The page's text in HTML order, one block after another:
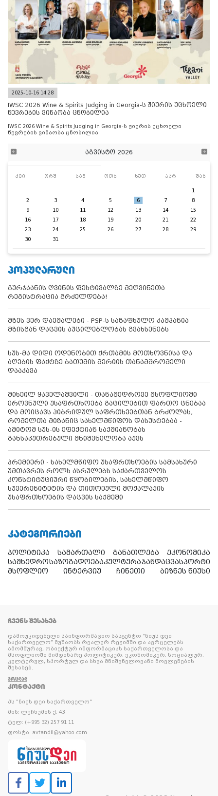
2025-10-16 14:28
IWSC 2026 Wine & Spirits Judging in Georgia-ს ჟიურის უცხოელი
წევრების ვინაობა ცნობილია
IWSC 2026 Wine & Spirits Judging in Georgia-ს ჟიურის უცხოელი
წევრების ვინაობა ცნობილია
აგვისტო 2026
კვი ორშ სამ ოთხ ხუთ პარ შაბ
1
2
3 4 5 6 7
8
9
10 11 12 13 14
15
16
17 18 19 20 21
22
23
24 25 26 27 28
29
30
31
ᲞᲝᲞᲣᲚᲐᲠᲣᲚᲘ
გურჯაანის ღვინის ფესტივალზე მეღვინეთა
რეგისტრაცია გრძელდება!
მზეს ვერ დაემალები - PSP-ს საზაფხულო კამპანია
მზისგან დაცვის აუცილებლობას გვახსენებს
სუს-მა დიდი ოდენობით ქრთამის მოთხოვნისა და
აღების ფაქტზე ბათუმის მერიის თანამშრომელი
დააკავა
მიხეილ ყაველაშვილი - თანამედროვე მსოფლიოში
ეროვნული უსაფრთხოება გაცილებით ფართო ცნებაა
და მოიცავს ჰიბრიდულ საფრთხეებთან ბრძოლას,
რომელთა მიზანიც სახელმწიფოს დასუსტებაა -
ამიტომ სუს-ის ეფექტიან საქმიანობას
განსაკუთრებული მნიშვნელობა აქვს
პრემიერი - სახელმწიფო უსაფრთხოების სამსახური
უმთავრეს როლს ასრულებს საქართველოს
კონსტიტუციური წყობილების, სახელმწიფო
სუვერენიტეტის და თითოეული მოქალაქის
უსაფრთხოების დაცვის საქმეში
ᲙᲐᲢᲔᲒᲝᲠᲘᲔᲑᲘ
პოლიტიკა სამართალი განათლება
ეკონომიკა
სამხედროსაზოგადოებაკულტურაჯანდაცვასპორტი
მსოფლიო
ინტერვიუ ჩინეთი ბიზნეს ნიუსი
ᲩᲕᲔᲜᲡ ᲨᲔᲡᲐᲮᲔᲑ
დამოუკიდებელი საინფორმაციო სააგენტო “ნიუს დეი
საქართველო” მუშაობს რეალურ რეჟიმში და ავრცელებს
ამომწურავ, ობიექტურ ინფორმაციას საქართველოსა და
მსოფლიოში მიმდინარე პოლიტიკურ, ეკონომიკურ, სოციალურ,
კულტურულ, სპორტულ და სხვა მნიშვნელოვანი მოვლენების
შესახებ.
ᲕᲠᲪᲚᲐᲓ
ᲙᲝᲜᲢᲐᲥᲢᲘ
პს "ნიუს დეი საქართველო"
მის: ლეჩხუმის ქ. 43
ტელ: (+995 32) 257 91 11
ფოსტა: avtandil@yahoo.com